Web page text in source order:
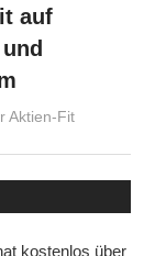
auf
Aktien-Fit
kostenlos über